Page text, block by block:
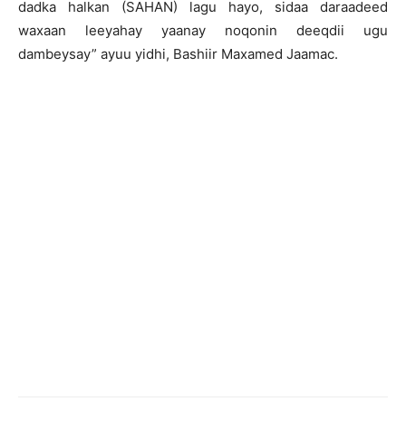
dadka halkan (SAHAN) lagu hayo, sidaa daraadeed
waxaan leeyahay yaanay noqonin deeqdii ugu
dambeysay” ayuu yidhi, Bashiir Maxamed Jaamac.